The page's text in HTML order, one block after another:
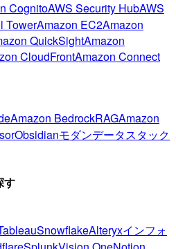
CognitoAWS Security HubAWS
TowerAmazon EC2Amazon
QuickSightAmazon
CloudFrontAmazon Connect
Amazon BedrockRAGAmazon
Obsidianモダンデータスタック
す
SnowflakeAlteryxインフォ